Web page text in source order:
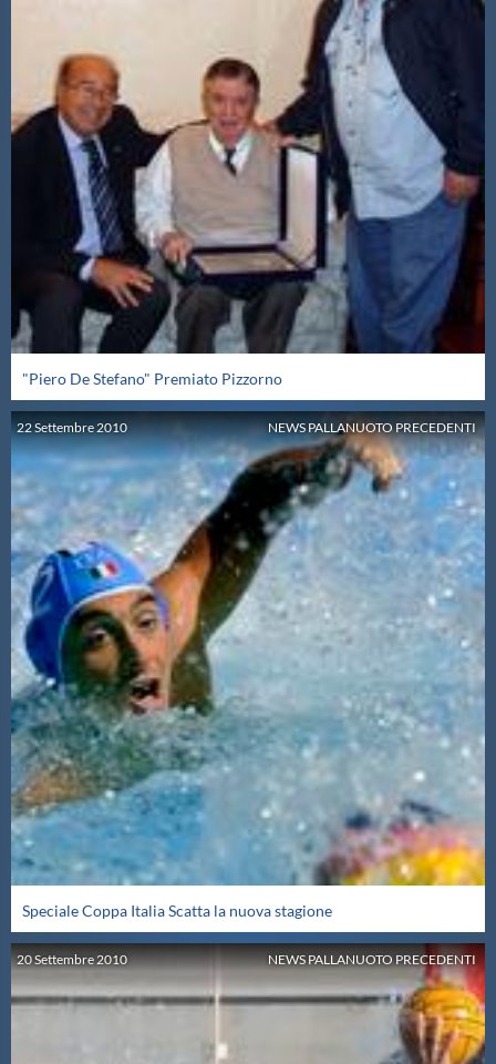
"Piero De Stefano" Premiato Pizzorno
NEWS PALLANUOTO PRECEDENTI
22Settembre2010
Speciale Coppa Italia Scatta la nuova stagione
NEWS PALLANUOTO PRECEDENTI
20Settembre2010